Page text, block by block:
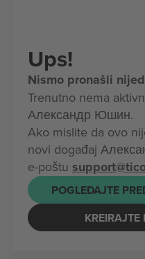
Ups!
Nismo pronašli
Trenutno nema
Александр Юшин.
Ako mislite da ovo
novi događaj
e-poštu
POGLEDAJTE